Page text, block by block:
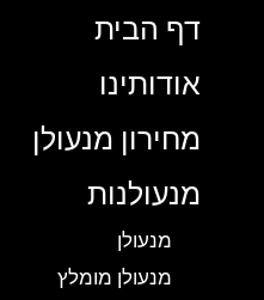
דף הבית
אודותינו
מחירון מנעולן
מנעולנות
מנעולן
מנעולן מומלץ